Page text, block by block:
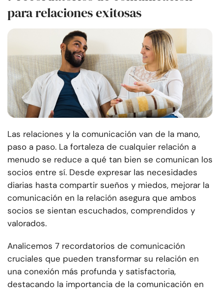
para relaciones exitosas
Las relaciones y la comunicación van de la mano,
paso a paso. La fortaleza de cualquier relación a
menudo se reduce a qué tan bien se comunican los
socios entre sí. Desde expresar las necesidades
diarias hasta compartir sueños y miedos, mejorar la
comunicación en la relación asegura que ambos
socios se sientan escuchados, comprendidos y
valorados.
Analicemos 7 recordatorios de comunicación
cruciales que pueden transformar su relación en
una conexión más profunda y satisfactoria,
destacando la importancia de la comunicación en